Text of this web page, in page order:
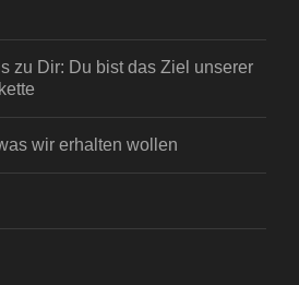
zu Dir: Du bist das Ziel unserer
wir erhalten wollen